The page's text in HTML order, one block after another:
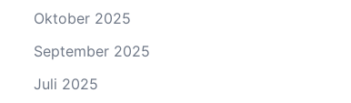
Oktober 2025
September 2025
Juli 2025